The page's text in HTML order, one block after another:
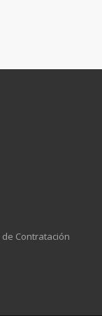
Contratación